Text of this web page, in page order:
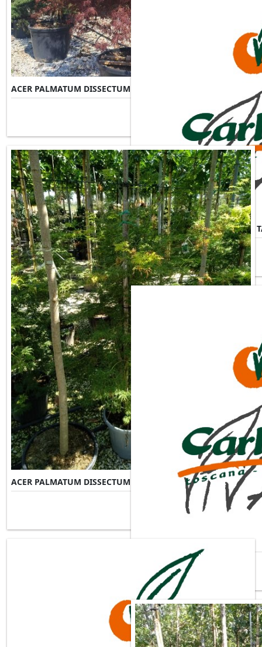
ACER PALMATUM DISSECTUM INABA-SHIDARE
Misure Disponibili ►
ACER PALMATUM DISSECTUM
ACER PALMATUM DISSECTUM VIRIDIS
Misure Disponibili ►